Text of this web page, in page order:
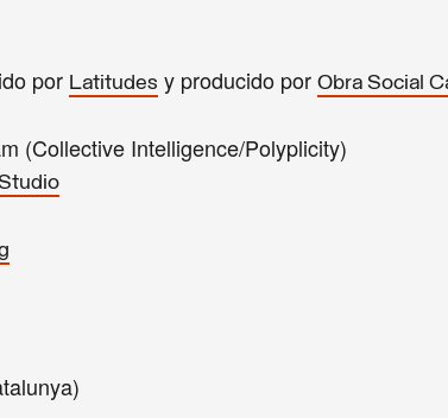
por Latitudes y producido por Obra Social
(Collective Intelligence/Polyplicity)